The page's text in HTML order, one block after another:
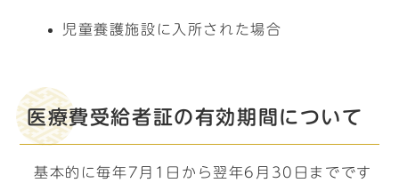
児童養護施設に入所された場合
医療費受給者証の有効期間について
基本的に毎年7月1日から翌年6月30日までです